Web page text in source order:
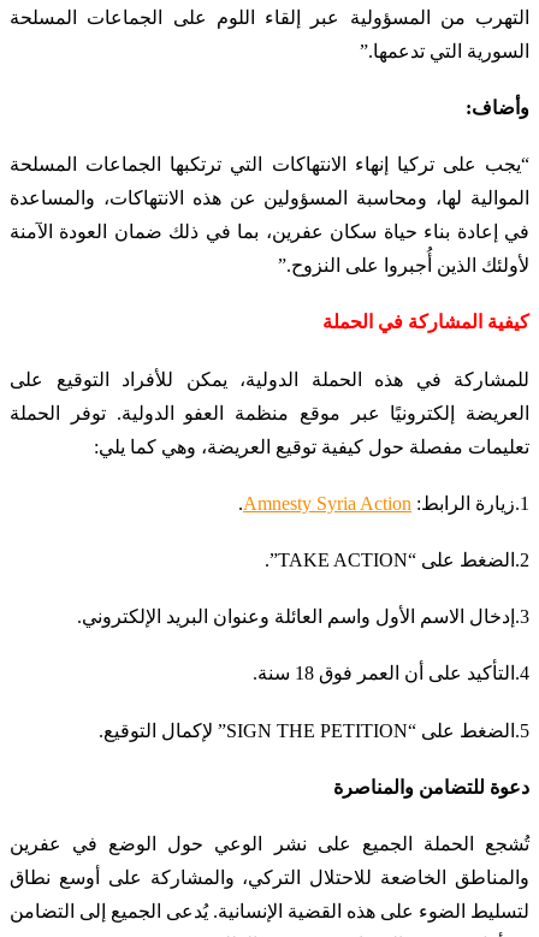
التهرب من المسؤولية عبر إلقاء اللوم على الجماعات المسلحة
السورية التي تدعمها.”
وأضاف:
“يجب على تركيا إنهاء الانتهاكات التي ترتكبها الجماعات المسلحة
الموالية لها، ومحاسبة المسؤولين عن هذه الانتهاكات، والمساعدة
في إعادة بناء حياة سكان عفرين، بما في ذلك ضمان العودة الآمنة
لأولئك الذين أُجبروا على النزوح.”
كيفية المشاركة في الحملة
للمشاركة في هذه الحملة الدولية، يمكن للأفراد التوقيع على
العريضة إلكترونيًا عبر موقع منظمة العفو الدولية. توفر الحملة
تعليمات مفصلة حول كيفية توقيع العريضة، وهي كما يلي:
1.زيارة الرابط: Amnesty Syria Action
.
2.الضغط على “TAKE ACTION”.
3.إدخال الاسم الأول واسم العائلة وعنوان البريد الإلكتروني.
4.التأكيد على أن العمر فوق 18 سنة.
5.الضغط على “SIGN THE PETITION” لإكمال التوقيع.
دعوة للتضامن والمناصرة
تُشجع الحملة الجميع على نشر الوعي حول الوضع في عفرين
والمناطق الخاضعة للاحتلال التركي، والمشاركة على أوسع نطاق
لتسليط الضوء على هذه القضية الإنسانية. يُدعى الجميع إلى التضامن